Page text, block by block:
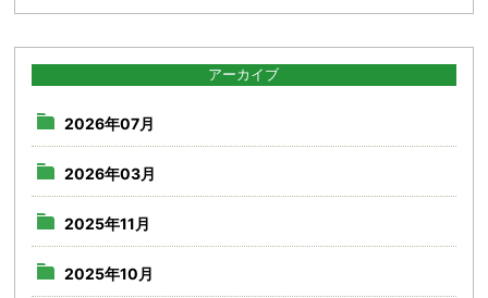
アーカイブ
2026年07月
2026年03月
2025年11月
2025年10月